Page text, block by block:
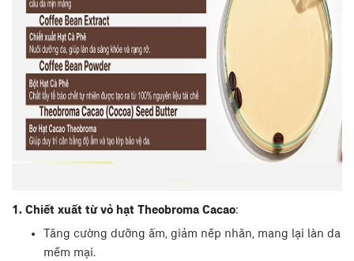
1. Chiết xuất từ vỏ hạt Theobroma Cacao:
Tăng cường dưỡng ẩm, giảm nếp nhăn, mang lại làn da
mềm mại.